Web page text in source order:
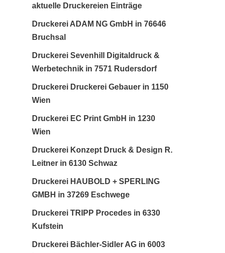
aktuelle Druckereien Einträge
Druckerei ADAM NG GmbH in 76646
Bruchsal
Druckerei Sevenhill Digitaldruck &
Werbetechnik in 7571 Rudersdorf
Druckerei Druckerei Gebauer in 1150
Wien
Druckerei EC Print GmbH in 1230
Wien
Druckerei Konzept Druck & Design R.
Leitner in 6130 Schwaz
Druckerei HAUBOLD + SPERLING
GMBH in 37269 Eschwege
Druckerei TRIPP Procedes in 6330
Kufstein
Druckerei Bächler-Sidler AG in 6003